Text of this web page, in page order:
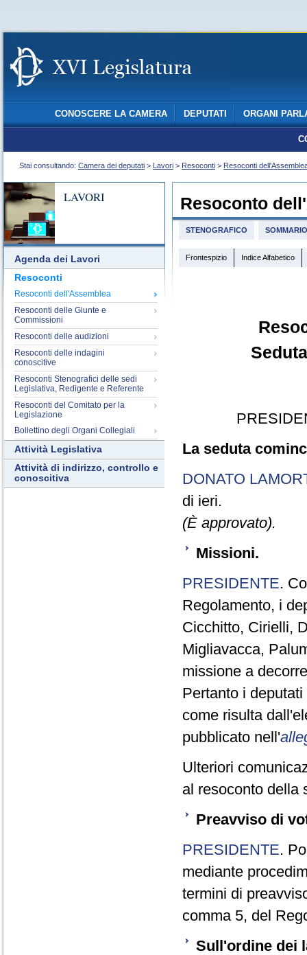
CONOSCERE LA CAMERA DEPUTATI ORGANI
Stai consultando: Camera dei deputati > Lavori > Resoconti > Resoconti
LAVORI
Agenda dei Lavori
Resoconti
Resoconti dell'Assemblea
Resoconti delle Giunte e
Commissioni
Resoconti delle audizioni
Resoconti delle indagini
conoscitive
Resoconti Stenografici delle sedi
Legislativa, Redigente e Referente
Resoconti del Comitato per la
Legislazione
Bollettino degli Organi Collegiali
Attività Legislativa
Attività di indirizzo, controllo e
conoscitiva
Resoconto
STENOGRAFICO SOMMARIO
Frontespizio Indice Alfabetico
La seduta
DONATO
di ieri.
(È approvato).
Missioni.
PRESIDENTE.
Regolamento, i
Cicchitto, Cirielli,
Migliavacca,
missione a
Pertanto i
come risulta
pubblicato nell'
Ulteriori
al resoconto della
Preavviso di
PRESIDENTE.
mediante
termini di
comma 5, del
Sull'ordine dei